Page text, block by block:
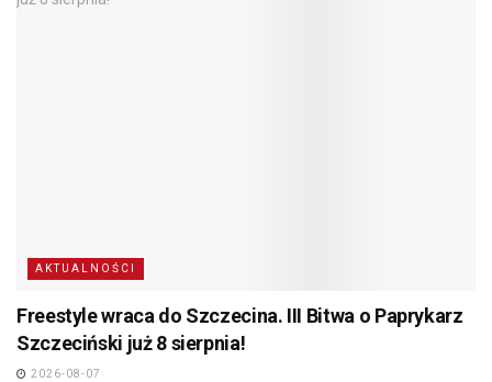
AKTUALNOŚCI
Freestyle wraca do Szczecina. III Bitwa o Paprykarz
Szczeciński już 8 sierpnia!
2026-08-07